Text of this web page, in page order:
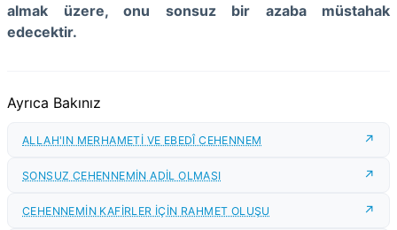
almak üzere, onu sonsuz bir azaba müstahak
edecektir.
Ayrıca Bakınız
ALLAH'IN MERHAMETİ VE EBEDÎ CEHENNEM
SONSUZ CEHENNEMİN ADİL OLMASI
CEHENNEMİN KAFİRLER İÇİN RAHMET OLUŞU